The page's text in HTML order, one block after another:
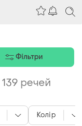
139 речей
Колір
Фільтри